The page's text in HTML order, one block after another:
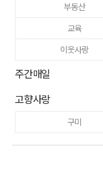
부동산
교육
이웃사랑
주간매일
고향사랑
구미